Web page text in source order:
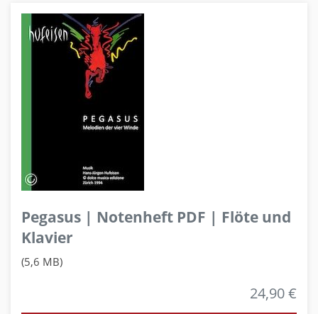
Pegasus | Notenheft PDF | Flöte und
Klavier
(5,6 MB)
24,90 €